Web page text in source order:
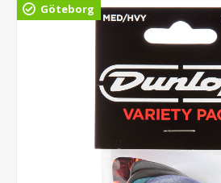
Göteborg